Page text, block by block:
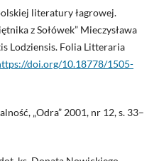
literatury łagrowej.
z Sołówek” Mieczysława
Lodziensis. Folia Litteraria
doi.org/10.18778/1505-
„Odra” 2001, nr 12, s. 33–